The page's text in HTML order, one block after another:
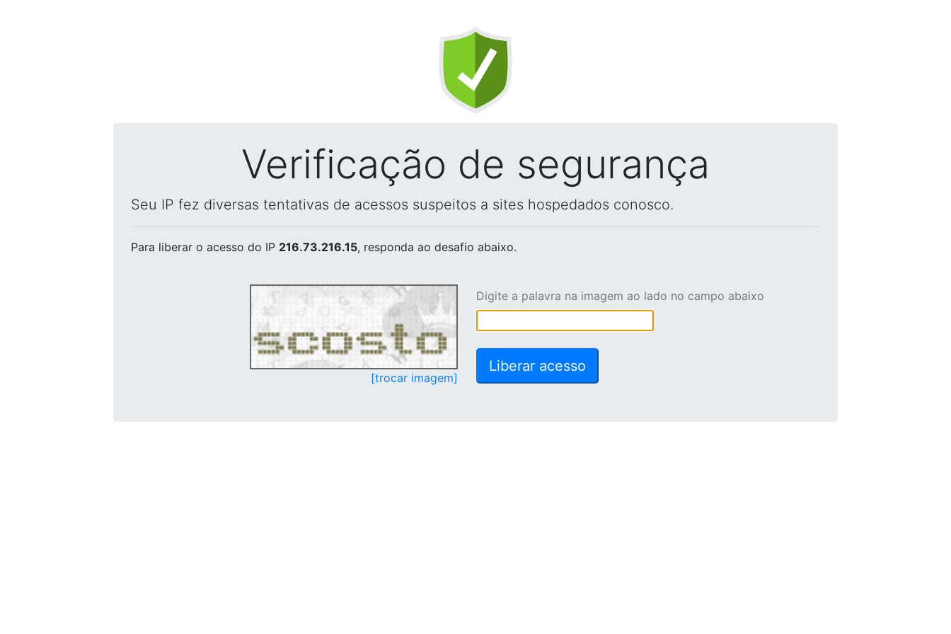
Verificação de segurança
Seu IP fez diversas tentativas de acessos suspeitos a sites hospedados conosco.
Para liberar o acesso do IP 216.73.216.15, responda ao desafio abaixo.
[trocar imagem]
Digite a palavra na imagem ao lado no campo abaixo